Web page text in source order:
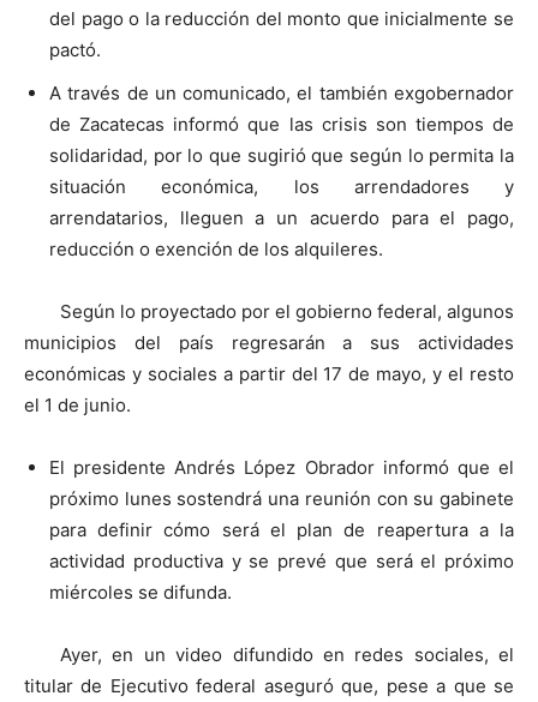
del pago o la reducción del monto que inicialmente se
pactó.
A través de un comunicado, el también exgobernador
de Zacatecas informó que las crisis son tiempos de
solidaridad, por lo que sugirió que según lo permita la
situación económica, los arrendadores y
arrendatarios, lleguen a un acuerdo para el pago,
reducción o exención de los alquileres.
Según lo proyectado por el gobierno federal, algunos
municipios del país regresarán a sus actividades
económicas y sociales a partir del 17 de mayo, y el resto
el 1 de junio.
El presidente Andrés López Obrador informó que el
próximo lunes sostendrá una reunión con su gabinete
para definir cómo será el plan de reapertura a la
actividad productiva y se prevé que será el próximo
miércoles se difunda.
Ayer, en un video difundido en redes sociales, el
titular de Ejecutivo federal aseguró que, pese a que se